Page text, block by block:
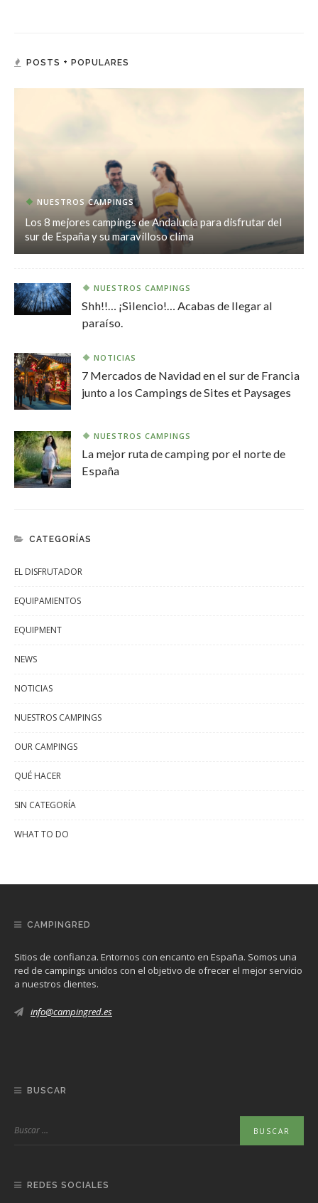
POSTS + POPULARES
NUESTROS CAMPINGS
Los 8 mejores campings de Andalucía para disfrutar del
sur de España y su maravilloso clima
NUESTROS CAMPINGS
Shh!!… ¡Silencio!… Acabas de llegar al
paraíso.
NOTICIAS
7 Mercados de Navidad en el sur de Francia
junto a los Campings de Sites et Paysages
NUESTROS CAMPINGS
La mejor ruta de camping por el norte de
España
CATEGORÍAS
EL DISFRUTADOR
EQUIPAMIENTOS
EQUIPMENT
NEWS
NOTICIAS
NUESTROS CAMPINGS
OUR CAMPINGS
QUÉ HACER
SIN CATEGORÍA
WHAT TO DO
CAMPINGRED
Sitios de confianza. Entornos con encanto en España. Somos una
red de campings unidos con el objetivo de ofrecer el mejor servicio
a nuestros clientes.
info@campingred.es
BUSCAR
REDES SOCIALES